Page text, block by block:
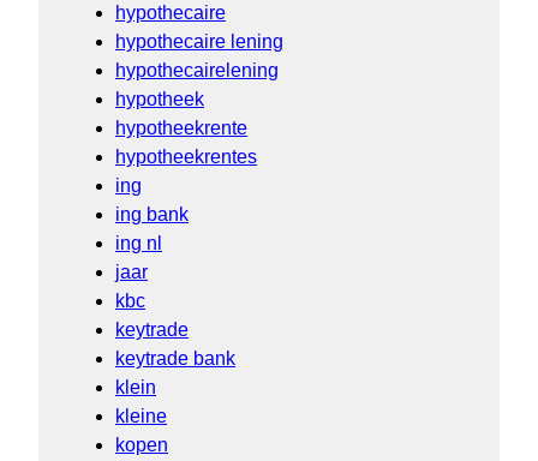
hypothecaire
hypothecaire lening
hypothecairelening
hypotheek
hypotheekrente
hypotheekrentes
ing
ing bank
ing nl
jaar
kbc
keytrade
keytrade bank
klein
kleine
kopen